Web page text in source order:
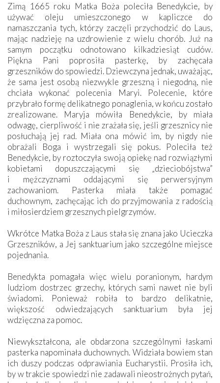
Zimą 1665 roku Matka Boża poleciła Benedykcie, by
używać oleju umieszczonego w kapliczce do
namaszczania tych, którzy zaczęli przychodzić do Laus,
mając nadzieję na uzdrowienie z wielu chorób. Już na
samym początku odnotowano kilkadziesiąt cudów.
Piękna Pani poprosiła pasterkę, by zachęcała
grzeszników do spowiedzi. Dziewczyna jednak, uważając,
że sama jest osobą niezwykle grzeszną i niegodną, nie
chciała wykonać polecenia Maryi. Polecenie, które
przybrało formę delikatnego ponaglenia, w końcu zostało
zrealizowane. Maryja mówiła Benedykcie, by miała
odwagę, cierpliwość i nie zrażała się, jeśli grzesznicy nie
posłuchają jej rad. Miała ona mówić im, by nigdy nie
obrażali Boga i wystrzegali się pokus. Poleciła też
Benedykcie, by roztoczyła swoją opiekę nad rozwiązłymi
kobietami dopuszczającymi się „dzieciobójstwa”
i mężczyznami oddającymi się perwersyjnym
zachowaniom. Pasterka miała także pomagać
duchownym, zachęcając ich do przyjmowania z radością
i miłosierdziem grzesznych pielgrzymów.
Wkrótce Matka Boża z Laus stała się znana jako Ucieczka
Grzeszników, a Jej sanktuarium jako szczególne miejsce
pojednania.
Benedykta pomagała więc wielu poranionym, hardym
ludziom dostrzec grzechy, których sami nawet nie byli
świadomi. Ponieważ robiła to bardzo delikatnie,
większość odwiedzających sanktuarium była jej
wdzięczna za pomoc.
Niewykształcona, ale obdarzona szczególnymi łaskami
pasterka napominała duchownych. Widziała bowiem stan
ich duszy podczas odprawiania Eucharystii. Prosiła ich,
by w trakcie spowiedzi nie zadawali nieostrożnych pytań,